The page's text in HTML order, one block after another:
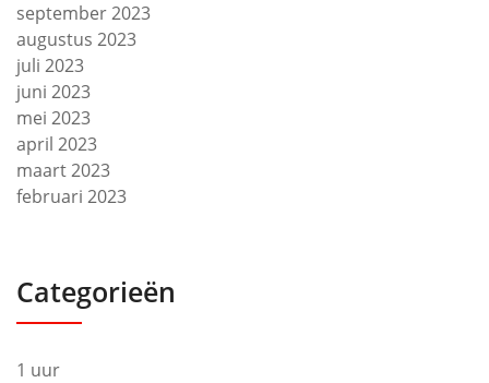
september 2023
augustus 2023
juli 2023
juni 2023
mei 2023
april 2023
maart 2023
februari 2023
Categorieën
1 uur